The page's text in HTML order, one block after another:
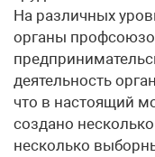
На различных
органы
деятельность
что в настоящий
создано
несколько